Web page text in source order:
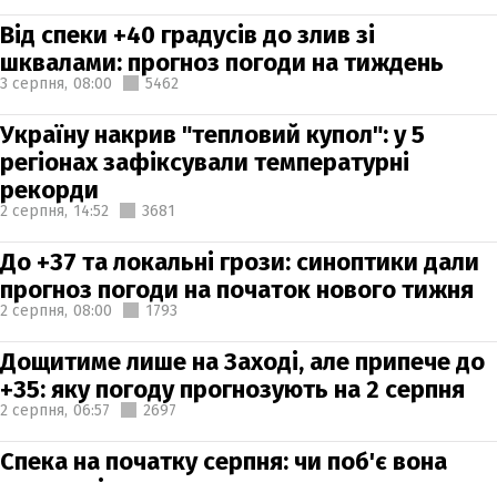
Від спеки +40 градусів до злив зі
шквалами: прогноз погоди на тиждень
3 серпня, 08:00 5462
Україну накрив "тепловий купол": у 5
регіонах зафіксували температурні
рекорди
2 серпня, 14:52 3681
До +37 та локальні грози: синоптики дали
прогноз погоди на початок нового тижня
2 серпня, 08:00 1793
Дощитиме лише на Заході, але припече до
+35: яку погоду прогнозують на 2 серпня
2 серпня, 06:57 2697
Спека на початку серпня: чи поб'є вона